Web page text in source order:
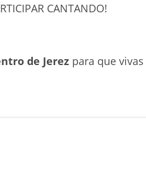
CANTANDO!
de Jerez para que